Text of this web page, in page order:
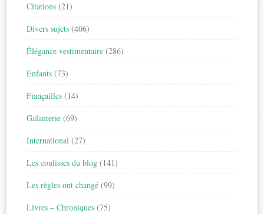
Citations (21)
Divers sujets (406)
Élégance vestimentaire (286)
Enfants (73)
Fiançailles (14)
Galanterie (69)
International (27)
Les coulisses du blog (141)
Les règles ont changé (99)
Livres – Chroniques (75)